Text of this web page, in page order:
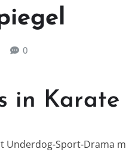
0
in Karate
Underdog-Sport-Drama